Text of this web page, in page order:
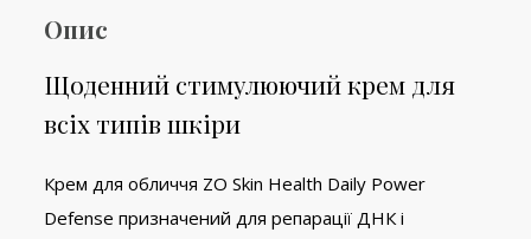
Опис
Щоденний стимулюючий крем для
всіх типів шкіри
Крем для обличчя ZO Skin Health Daily Power
Defense призначений для репарації ДНК і